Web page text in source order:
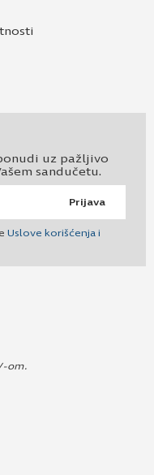
uz pažljivo
sandučetu.
Prijava
Uslove korišćenja i
om.